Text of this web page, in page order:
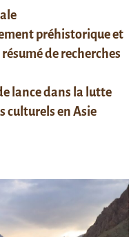
préhistorique et
de recherches
lance dans la lutte
culturels en Asie